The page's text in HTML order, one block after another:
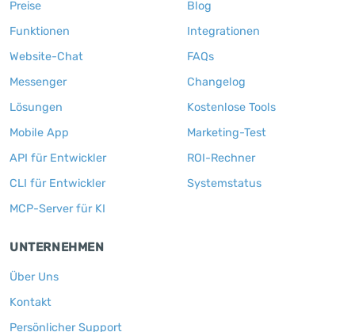
Preise
Funktionen
Website-Chat
Messenger
Lösungen
Mobile App
API für Entwickler
CLI für Entwickler
MCP-Server für KI
Blog
Integrationen
FAQs
Changelog
Kostenlose Tools
Marketing-Test
ROI-Rechner
Systemstatus
UNTERNEHMEN
Über Uns
Kontakt
Persönlicher Support